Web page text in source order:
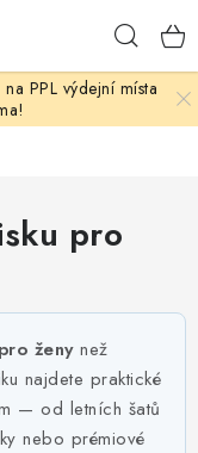
PPL výdejní místa
pro
ženynež
najdete praktické
— od letních šatů
nebo prémiové